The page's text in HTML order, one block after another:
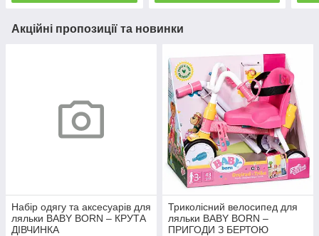
Акційні пропозиції та новинки
Набір одягу та аксесуарів для
ляльки BABY BORN – КРУТА
ДІВЧИНКА
Триколісний велосипед для
ляльки BABY BORN –
ПРИГОДИ З БЕРТОЮ